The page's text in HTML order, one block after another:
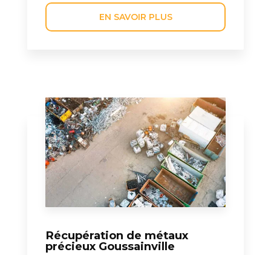
EN SAVOIR PLUS
Récupération de métaux
précieux Goussainville